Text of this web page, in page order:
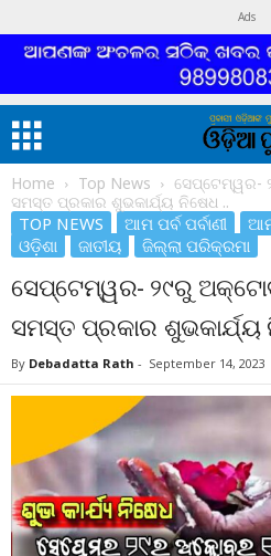
Ads
Home Top News
ସେପ୍ଟେମ୍ୱର-
ସମସ୍ତ ପ୍ରକାର ଶୁଭକାର୍ଯ୍ୟ ନିଷେଧ ..
TOP NEWS ଆମ ପର୍ବ ପର୍ବାଣୀ
ଓଡ଼ିଶା
ଜାତୀୟ ଜିଲ୍ଲା ପରିକ୍ରମା
ସେପ୍ଟେମ୍ୱର- ୨୯ରୁ
ସମସ୍ତ ପ୍ରକାର ଶୁଭକାର୍ଯ୍ୟ
By Debadatta Rath - September 14, 2023